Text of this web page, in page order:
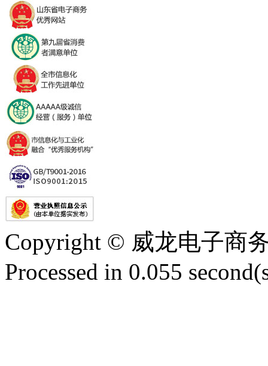
Copyright © 威龙电子商
Processed in 0.055